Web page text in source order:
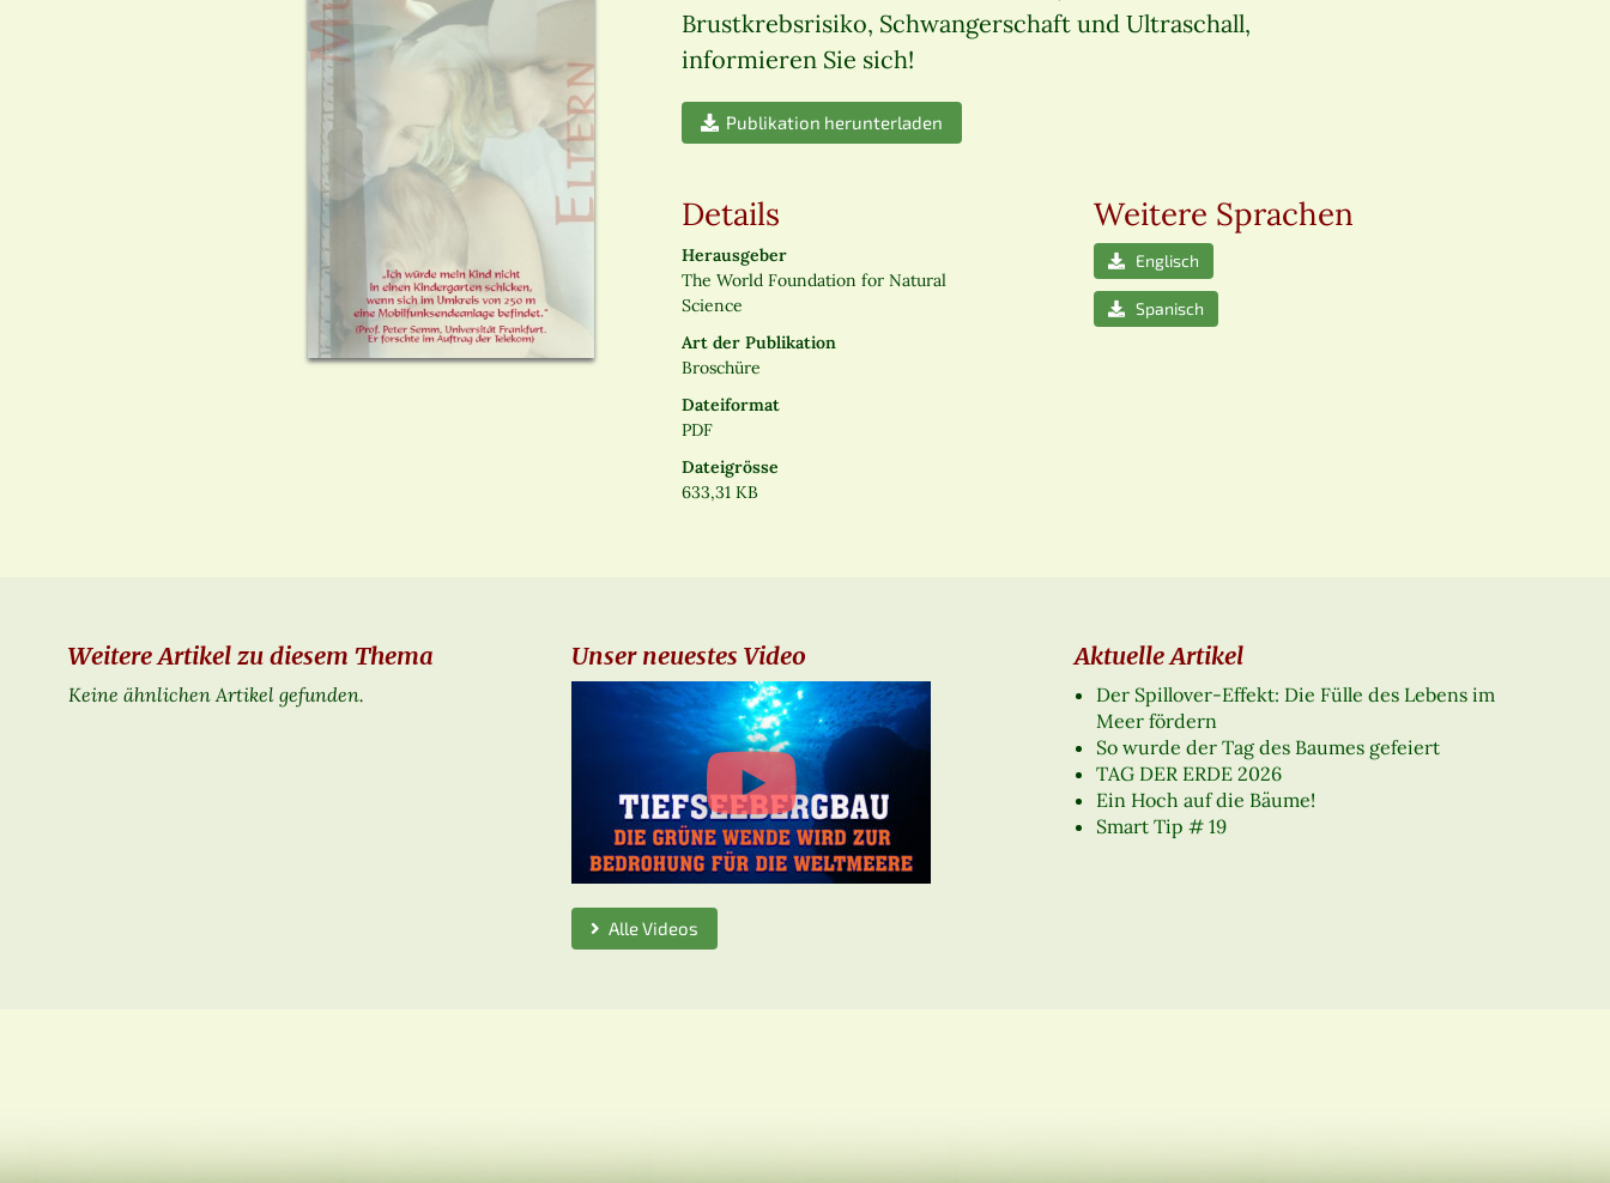
Brustkrebsrisiko, Schwangerschaft und Ultraschall,
informieren Sie sich!
Publikation herunterladen
Details
Herausgeber
The World Foundation for Natural
Science
Art der Publikation
Broschüre
Dateiformat
PDF
Dateigrösse
633,31 KB
Weitere Sprachen
Englisch
Spanisch
Weitere Artikel zu diesem Thema
Keine ähnlichen Artikel gefunden.
Unser neuestes Video
Alle Videos
Aktuelle Artikel
Der Spillover-Effekt: Die Fülle des Lebens im
Meer fördern
So wurde der Tag des Baumes gefeiert
TAG DER ERDE 2026
Ein Hoch auf die Bäume!
Smart Tip # 19